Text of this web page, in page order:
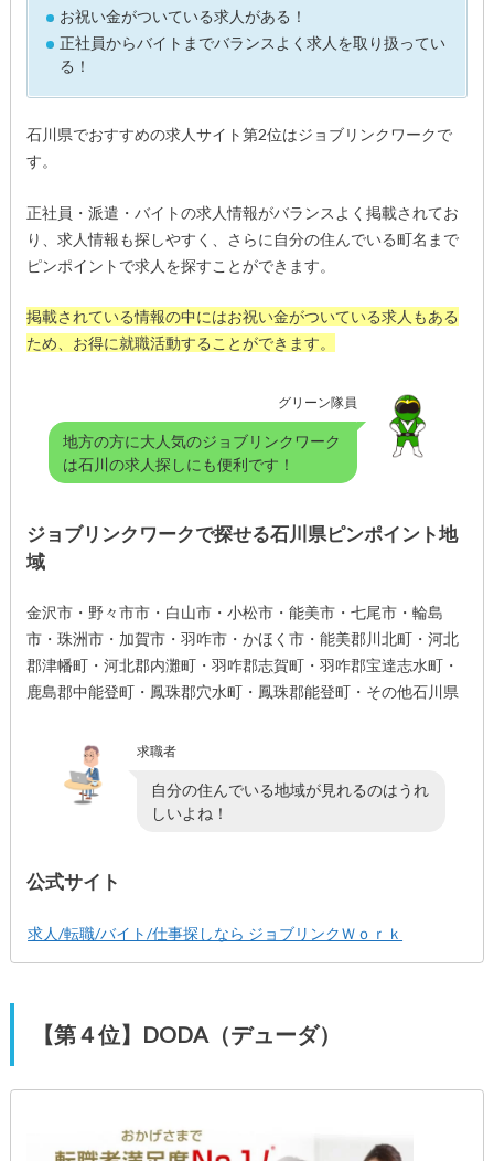
お祝い金がついている求人がある！
正社員からバイトまでバランスよく求人を取り扱ってい
る！
石川県でおすすめの求人サイト第2位はジョブリンクワークで
す。
正社員・派遣・バイトの求人情報がバランスよく掲載されてお
り、求人情報も探しやすく、さらに自分の住んでいる町名まで
ピンポイントで求人を探すことができます。
掲載されている情報の中にはお祝い金がついている求人もある
ため、お得に就職活動することができます。
グリーン隊員
地方の方に大人気のジョブリンクワーク
は石川の求人探しにも便利です！
ジョブリンクワークで探せる石川県ピンポイント地
域
金沢市・野々市市・白山市・小松市・能美市・七尾市・輪島
市・珠洲市・加賀市・羽咋市・かほく市・能美郡川北町・河北
郡津幡町・河北郡内灘町・羽咋郡志賀町・羽咋郡宝達志水町・
鹿島郡中能登町・鳳珠郡穴水町・鳳珠郡能登町・その他石川県
求職者
自分の住んでいる地域が見れるのはうれ
しいよね！
公式サイト
求人/転職/バイト/仕事探しなら ジョブリンクＷｏｒｋ
【第４位】DODA（デューダ）